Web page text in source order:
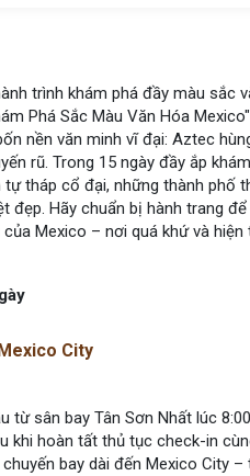
trình khám phá đầy màu
Phá Sắc Màu Văn Hóa
nền văn minh vĩ đại: Aztec
rũ. Trong 15 ngày đầy ắp
tự tháp cổ đại, những thành phố
đẹp. Hãy chuẩn bị hành trang
Mexico – nơi quá khứ và
City
từ sân bay Tân Sơn Nhất lúc
khi hoàn tất thủ tục check-in
bay dài đến Mexico City